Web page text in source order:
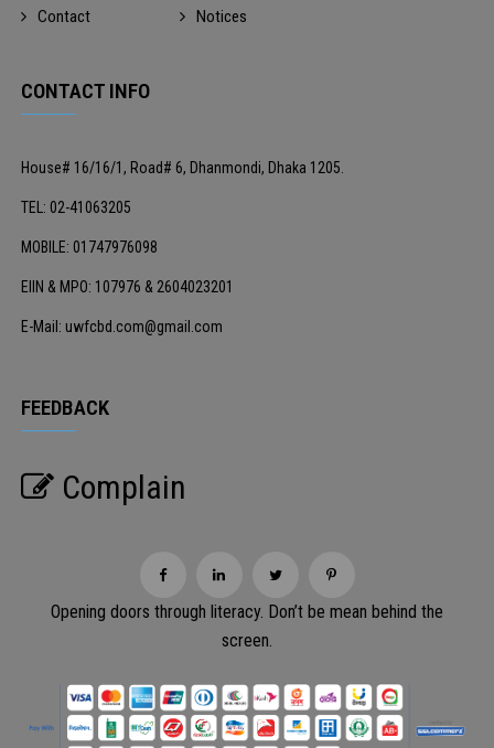
Contact
Notices
CONTACT INFO
House# 16/16/1, Road# 6, Dhanmondi, Dhaka 1205.
TEL: 02-41063205
MOBILE: 01747976098
EIIN & MPO: 107976 & 2604023201
E-Mail: uwfcbd.com@gmail.com
FEEDBACK
Complain
Opening doors through literacy. Don’t be mean behind the
screen.